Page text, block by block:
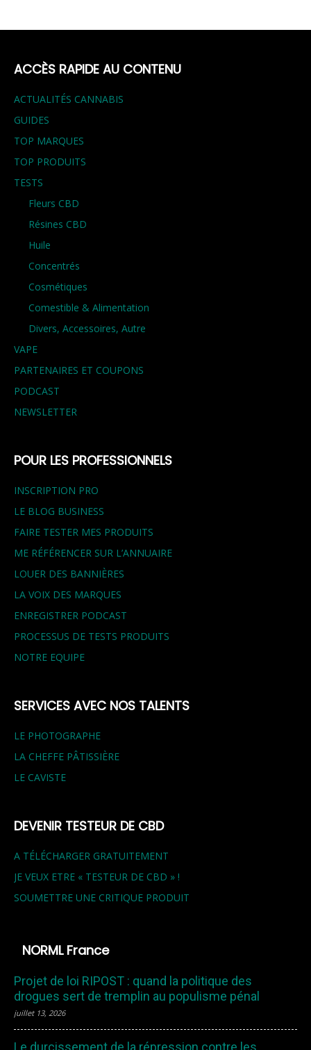
ACCÈS RAPIDE AU CONTENU
ACTUALITÉS CANNABIS
GUIDES
TOP MARQUES
TOP PRODUITS
TESTS
Fleurs CBD
Résines CBD
Huile
Concentrés
Cosmétiques
Comestible & Alimentation
Divers, Accessoires, Autre
VAPE
PARTENAIRES ET COUPONS
PODCAST
NEWSLETTER
POUR LES PROFESSIONNELS
INSCRIPTION PRO
LE BLOG BUSINESS
FAIRE TESTER MES PRODUITS
ME RÉFÉRENCER SUR L’ANNUAIRE
LOUER DES BANNIÈRES
LA VOIX DES MARQUES
ENREGISTRER PODCAST
PROCESSUS DE TESTS PRODUITS
NOTRE EQUIPE
SERVICES AVEC NOS TALENTS
LE PHOTOGRAPHE
LA CHEFFE PÂTISSIÈRE
LE CAVISTE
DEVENIR TESTEUR DE CBD
A TÉLÉCHARGER GRATUITEMENT
JE VEUX ETRE « TESTEUR DE CBD » !
SOUMETTRE UNE CRITIQUE PRODUIT
NORML France
Projet de loi RIPOST : quand la politique des
drogues sert de tremplin au populisme pénal
juillet 13, 2026
Le durcissement de la répression contre les